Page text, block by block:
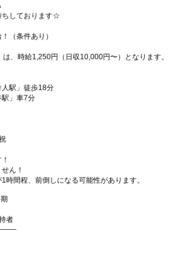
ちしております☆
（条件あり）
、時給1,250円（日収10,000円〜）となります。
人駅」徒歩18分
駅」車7分
ん！
間程、前倒しになる可能性があります。
者